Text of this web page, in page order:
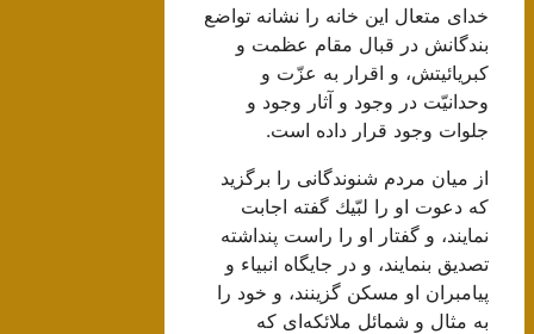
خداى متعال اين خانه را نشانه تواضع
بندگانش در قبال مقام عظمت و
كبريائيتش، و اقرار به عزّت و
وحدانيّت در وجود و آثار وجود و
جلوات وجود قرار داده است.
از ميان مردم شنوندگانى را برگزيد
كه دعوت او را لبّيك گفته اجابت
نمايند، و گفتار او را راست پنداشته
تصديق بنمايند، و در جايگاه انبياء و
پيامبران او مسكن گزينند، و خود را
به مثال و شمائل ملائكه‌اى كه